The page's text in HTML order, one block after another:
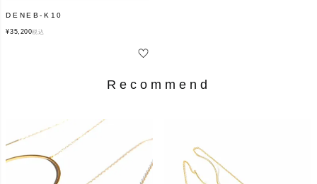
DENEB-K10
¥35,200税込
Recommend